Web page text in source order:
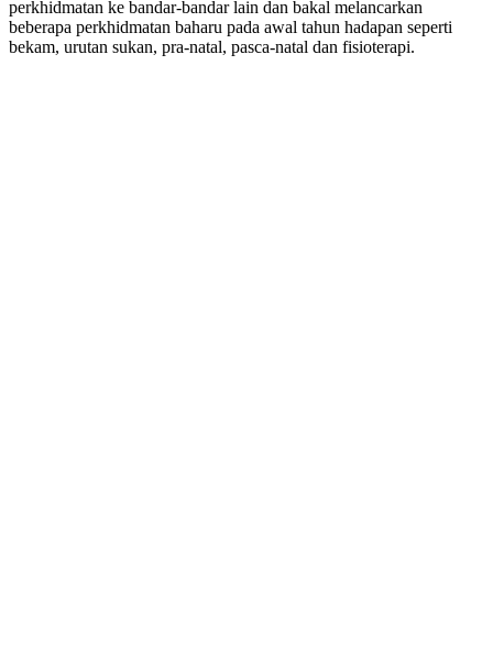
perkhidmatan ke bandar-bandar lain dan bakal melancarkan
beberapa perkhidmatan baharu pada awal tahun hadapan seperti
bekam, urutan sukan, pra-natal, pasca-natal dan fisioterapi.